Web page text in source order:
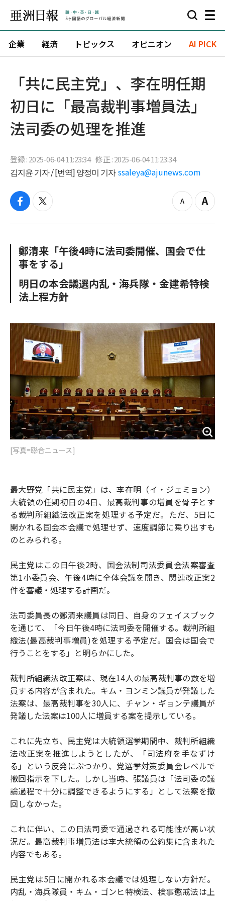
企業 経済 トピックス オピニオン AI PICK
「共に民主党」、李在明任期
初日に「最高裁判事増員法」
法司委の処理を推進
登録 : 2025-06-04 11:23:34 修正 : 2025-06-04 11:23:34
김지윤 기자 / [번역] 양정미 기자 ssaleya@ajunews.com
f
c
o
o
k
t
i
t
e
r
z
o
u
Z
o
n
鄭清来「午後4時に法司委開催、国会で仕
事をする」
明日の本会議選内乱・海兵隊・金建希特検
法上程方針
[写真=聯合ニュース]
最大野党「共に民主党」は、李在明（イ・ジェミョン）
大統領の任期初日の4日、最高裁判事の増員を骨子とす
る裁判所組織法改正案を処理する予定だ。ただ、5日に
開かれる国会本会議で処理せず、速度調節に乗り出すも
のとみられる。
民主党はこの日午後2時、国会法制司法委員会法案審査
第1小委員会、午後4時に全体会議を開き、関連改正案2
件を審議・処理する計画だ。
法司委員長の鄭清来議員は同日、自身のフェイスブック
を通じて、「今日午後4時に法司委を開催する。裁判所組
織法(最高裁判事増員)を処理する予定だ。国会は国会で
行うことをする」と明らかにした。
裁判所組織法改正案は、現在14人の最高裁判事の数を増
員する内容が含まれた。キム・ヨンミン議員が発議した
法案は、最高裁判事を30人に、チャン・ギョンテ議員が
発議した法案は100人に増員する案を提示している。
これに先立ち、民主党は大統領選挙期間中、裁判所組織
法改正案を推進しようとしたが、「司法府を手なずけ
る」という反発にぶつかり、党選挙対策委員会レベルで
撤回指示を下した。しかし当時、張議員は「法司委の議
論過程で十分に調整できるようにする」として法案を撤
回しなかった。
これに伴い、この日法司委で通過される可能性が高い状
況だ。最高裁判事増員法は李大統領の公約集に含まれた
内容でもある。
民主党は5日に開かれる本会議では処理しない方針だ。
内乱・海兵隊員・キム・ゴンヒ特検法、検事懲戒法は上